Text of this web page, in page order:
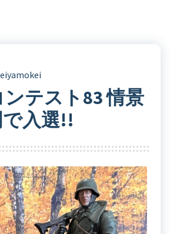
テスト83 情景
入選!!